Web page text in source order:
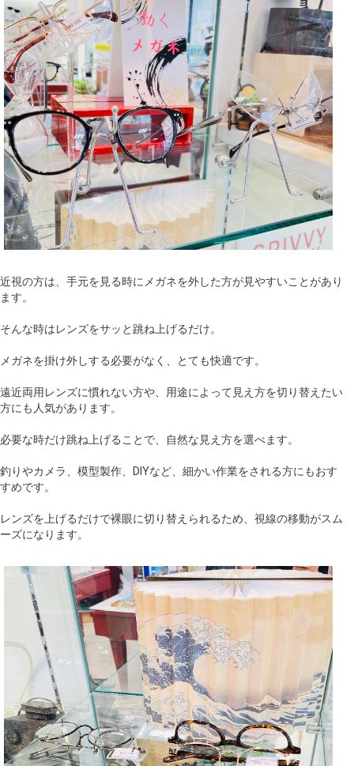
近視の方は、手元を見る時にメガネを外した方が見やすいことがあり
ます。
そんな時はレンズをサッと跳ね上げるだけ。
メガネを掛け外しする必要がなく、とても快適です。
遠近両用レンズに慣れない方や、用途によって見え方を切り替えたい
方にも人気があります。
必要な時だけ跳ね上げることで、自然な見え方を選べます。
釣りやカメラ、模型製作、DIYなど、細かい作業をされる方にもおす
すめです。
レンズを上げるだけで裸眼に切り替えられるため、視線の移動がスム
ーズになります。